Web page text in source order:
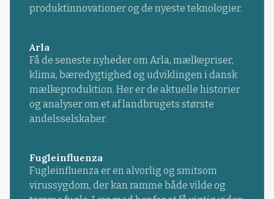
produktinnovationer og de nyeste teknologier.
Arla
Få de seneste nyheder om Arla, mælkepriser,
klima, bæredygtighed og udviklingen i dansk
mælkeproduktion. Her er de aktuelle historier
og analyser om et af landbrugets største
andelsselskaber.
Fugleinfluenza
Fugleinfluenza er en alvorlig og smitsom
virussygdom, der kan ramme både vilde og